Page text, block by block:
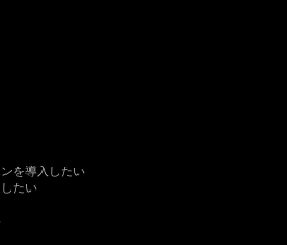
を導入したい
たい